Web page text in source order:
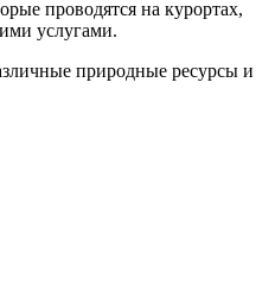
проводятся на курортах,
услугами.
природные ресурсы и